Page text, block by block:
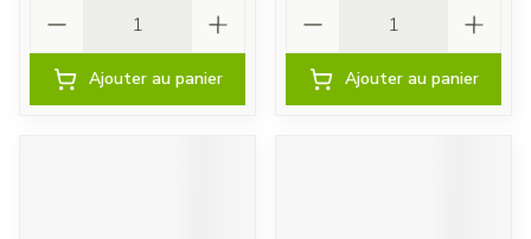
Ajouter au panier Ajouter au panier